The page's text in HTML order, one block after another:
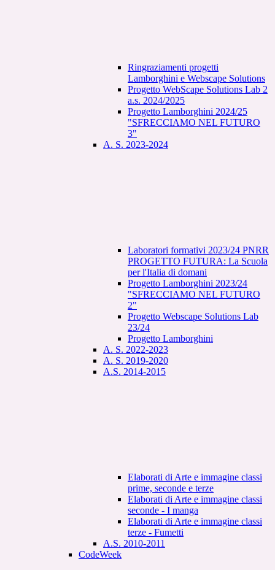
Ringraziamenti progetti
Lamborghini e Webscape Solutions
Progetto WebScape Solutions Lab 2
a.s. 2024/2025
Progetto Lamborghini 2024/25
"SFRECCIAMO NEL FUTURO
3"
A. S. 2023-2024
Laboratori formativi 2023/24 PNRR
PROGETTO FUTURA: La Scuola
per l'Italia di domani
Progetto Lamborghini 2023/24
"SFRECCIAMO NEL FUTURO
2"
Progetto Webscape Solutions Lab
23/24
Progetto Lamborghini
A. S. 2022-2023
A. S. 2019-2020
A.S. 2014-2015
Elaborati di Arte e immagine classi
prime, seconde e terze
Elaborati di Arte e immagine classi
seconde - I manga
Elaborati di Arte e immagine classi
terze - Fumetti
A.S. 2010-2011
CodeWeek